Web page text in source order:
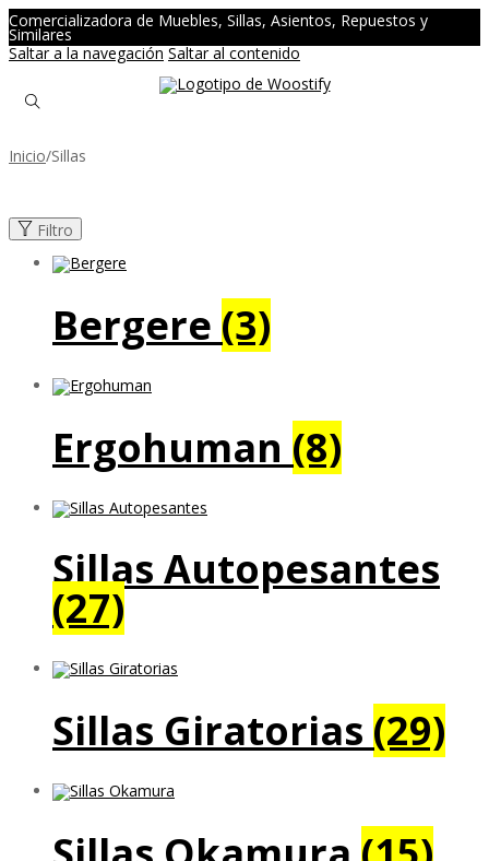
Comercializadora de Muebles, Sillas, Asientos, Repuestos y
Similares
Saltar a la navegación Saltar al contenido
Inicio/Sillas
Filtro
Bergere (3)
Ergohuman (8)
Sillas Autopesantes
(27)
Sillas Giratorias (29)